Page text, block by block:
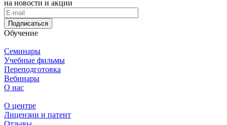
на новости и акции
Подписаться
Обучение
Семинары
Учебные фильмы
Переподготовка
Вебинары
О нас
О центре
Лицензии и патент